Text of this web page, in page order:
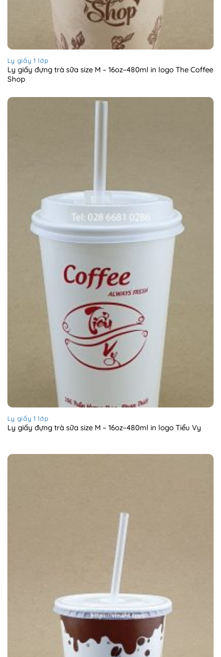
Ly giấy 1 lớp
Ly giấy đựng trà sữa size M – 16oz~480ml in logo The Coffee
Shop
Ly giấy 1 lớp
Ly giấy đựng trà sữa size M – 16oz~480ml in logo Tiểu Vy